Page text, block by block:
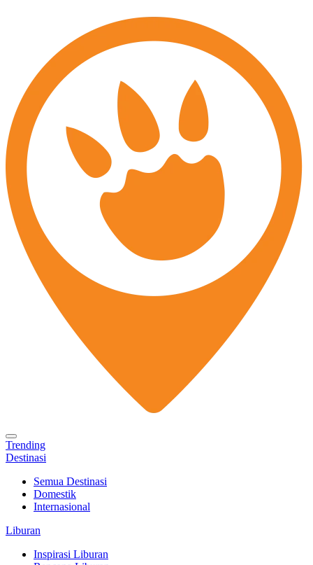
Trending
Destinasi
Semua Destinasi
Domestik
Internasional
Liburan
Inspirasi Liburan